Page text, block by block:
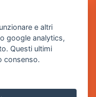
e altri
google analytics,
Questi ultimi
consenso.